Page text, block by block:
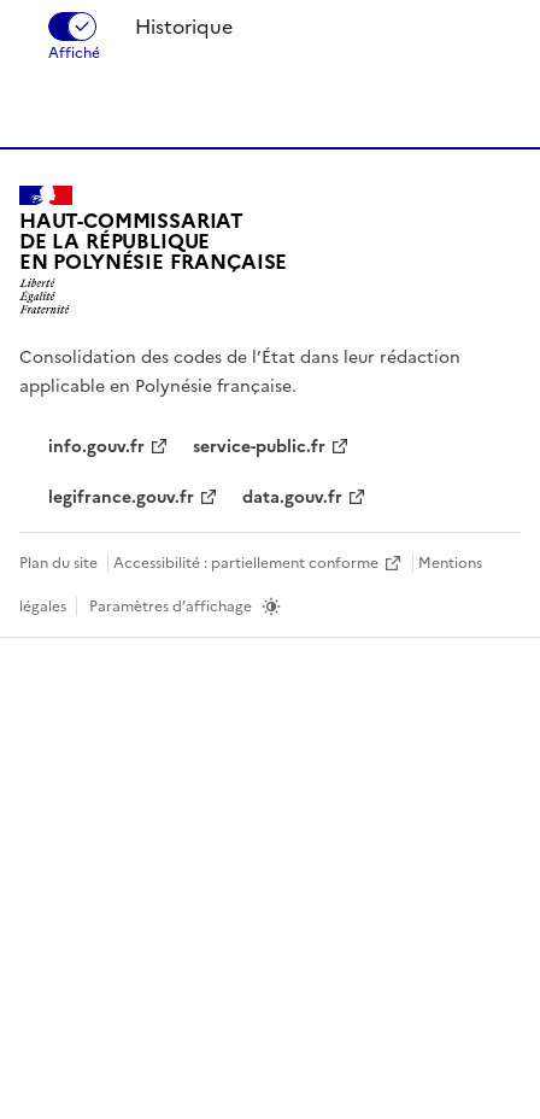
Historique
HAUT-COMMISSARIAT
DE LA RÉPUBLIQUE
EN POLYNÉSIE FRANÇAISE
Consolidation des codes de l’État dans leur rédaction
applicable en Polynésie française.
info.gouv.fr
service-public.fr
legifrance.gouv.fr
data.gouv.fr
Plan du site Accessibilité : partiellement conforme
Mentions
légales
Paramètres d’affichage